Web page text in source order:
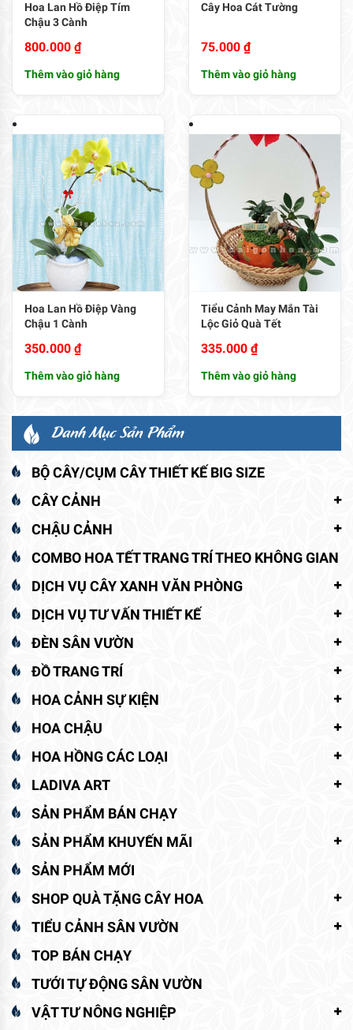
Hoa Lan Hồ Điệp Tím
Chậu 3 Cành
800.000 ₫
Thêm vào giỏ hàng
Cây Hoa Cát Tường
75.000 ₫
Thêm vào giỏ hàng
Hoa Lan Hồ Điệp Vàng
Chậu 1 Cành
350.000 ₫
Thêm vào giỏ hàng
Tiểu Cảnh May Mắn Tài
Lộc Giỏ Quà Tết
335.000 ₫
Thêm vào giỏ hàng
Danh Mục Sản Phẩm
BỘ CÂY/CỤM CÂY THIẾT KẾ BIG SIZE
CÂY CẢNH
CHẬU CẢNH
COMBO HOA TẾT TRANG TRÍ THEO KHÔNG GIAN
DỊCH VỤ CÂY XANH VĂN PHÒNG
DỊCH VỤ TƯ VẤN THIẾT KẾ
ĐÈN SÂN VƯỜN
ĐỒ TRANG TRÍ
HOA CẢNH SỰ KIỆN
HOA CHẬU
HOA HỒNG CÁC LOẠI
LADIVA ART
SẢN PHẨM BÁN CHẠY
SẢN PHẨM KHUYẾN MÃI
SẢN PHẨM MỚI
SHOP QUÀ TẶNG CÂY HOA
TIỂU CẢNH SÂN VƯỜN
TOP BÁN CHẠY
TƯỚI TỰ ĐỘNG SÂN VƯỜN
VẬT TƯ NÔNG NGHIỆP